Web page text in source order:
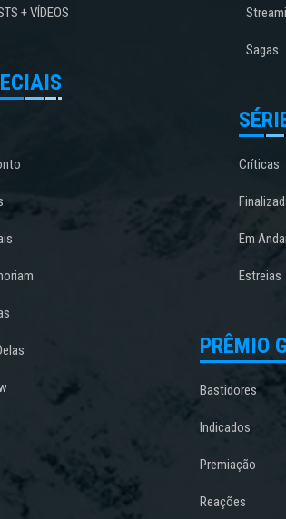
+ VÍDEOS
Sagas
Críticas
Em
Estreias
PRÊMIO
Bastidores
Indicados
Premiação
Reações